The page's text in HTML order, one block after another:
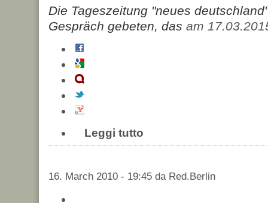
Die Tageszeitung "neues
Gespräch gebeten, das am
Leggi tutto
16. March 2010 - 19:45 da Red.Berlin